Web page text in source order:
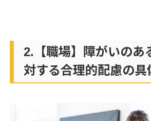
2.【職場】障がいのあ
対する合理的配慮の具